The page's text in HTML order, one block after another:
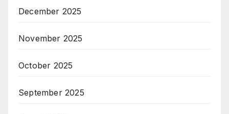
December 2025
November 2025
October 2025
September 2025